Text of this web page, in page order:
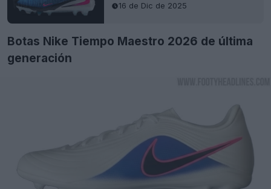
16 de Dic de 2025
Botas Nike Tiempo Maestro 2026 de última
generación